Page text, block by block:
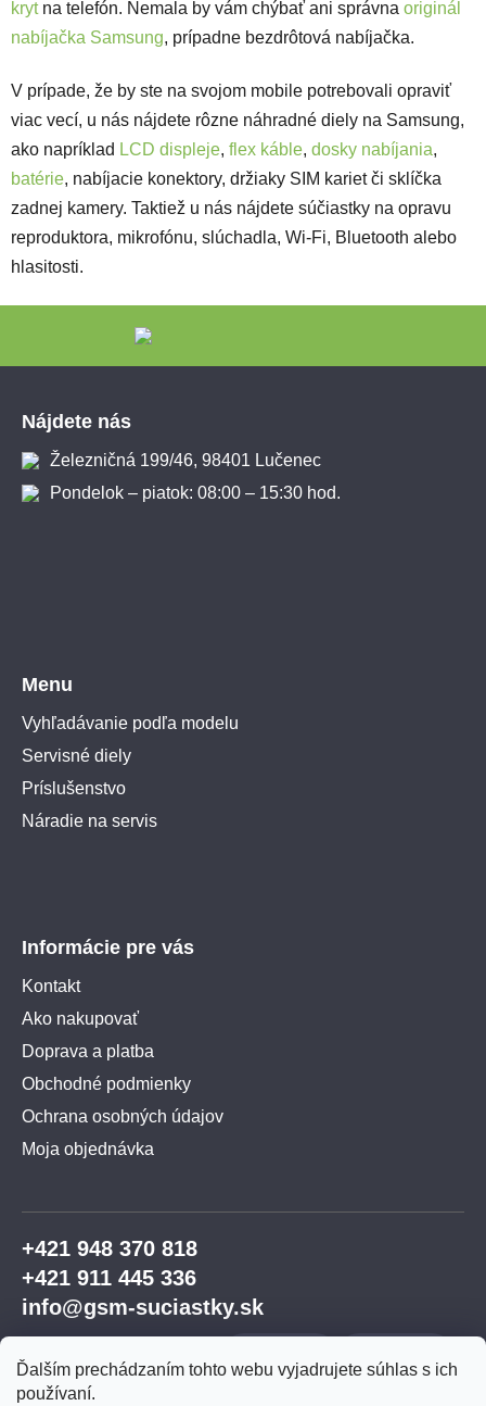
Ďalším prechádzaním tohto webu vyjadrujete súhlas s ich
používaní.
krytna telefón. Nemala by vám chýbať ani správna originál
nabíjačka Samsung, prípadne bezdrôtová nabíjačka.
V prípade, že by ste na svojom mobile potrebovali opraviť
viac vecí, u nás nájdete rôzne náhradné diely na Samsung,
ako napríklad LCD displeje, flex káble, dosky nabíjania,
batérie, nabíjacie konektory, držiaky SIM kariet či sklíčka
zadnej kamery. Taktiež u nás nájdete súčiastky na opravu
reproduktora, mikrofónu, slúchadla, Wi-Fi, Bluetooth alebo
hlasitosti.
Nájdete nás
Železničná 199/46, 98401 Lučenec
Pondelok – piatok: 08:00 – 15:30 hod.
Menu
Vyhľadávanie podľa modelu
Servisné diely
Príslušenstvo
Náradie na servis
Informácie pre vás
Kontakt
Ako nakupovať
Doprava a platba
Obchodné podmienky
Ochrana osobných údajov
Moja objednávka
+421 948 370 818
+421 911 445 336
info@gsm-suciastky.sk